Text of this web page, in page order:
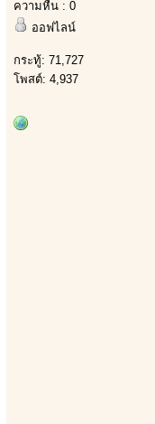
ความหื่น : 0
ออฟไลน์
กระทู้: 71,727
โพสต์: 4,937